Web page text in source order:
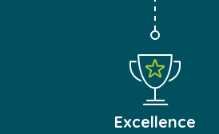
Excellence